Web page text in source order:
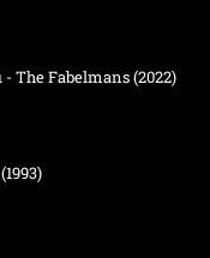
The Fabelmans (2022)